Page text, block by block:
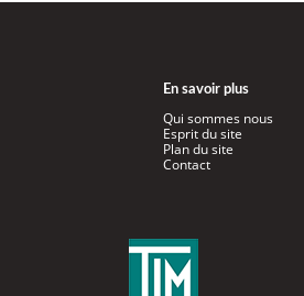
En savoir plus
Qui sommes nous
Esprit du site
Plan du site
Contact